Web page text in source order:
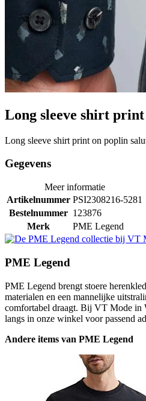
Long sleeve shirt
Long sleeve shirt print on poplin
Gegevens
Meer informatie
Artikelnummer PSI2308216-5281
Bestelnummer 123876
Merk
PME Legend
PME Legend
PME Legend brengt stoere
materialen en een mannelijke
comfortabel draagt. Bij VT Mode in
langs in onze winkel voor passend
Andere items van PME Legend